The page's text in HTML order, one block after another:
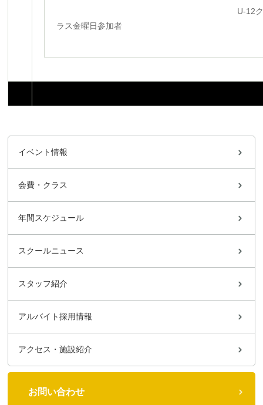
U-12
ラス金曜日参加者
イベント情報
会費・クラス
年間スケジュール
スクールニュース
スタッフ紹介
アルバイト採用情報
アクセス・施設紹介
お問い合わせ